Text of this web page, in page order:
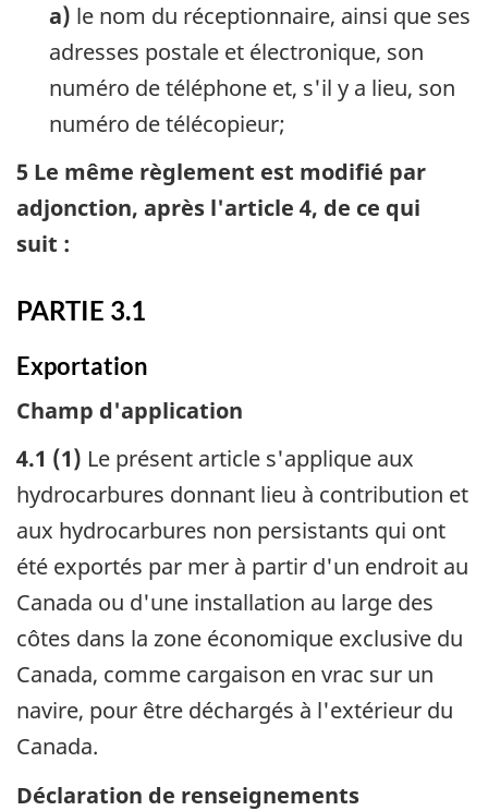
a) le nom du réceptionnaire, ainsi que ses
adresses postale et électronique, son
numéro de téléphone et, s'il y a lieu, son
numéro de télécopieur;
5 Le même règlement est modifié par
adjonction, après l'article 4, de ce qui
suit :
PARTIE 3.1
Exportation
Champ d'application
4.1 (1) Le présent article s'applique aux
hydrocarbures donnant lieu à contribution et
aux hydrocarbures non persistants qui ont
été exportés par mer à partir d'un endroit au
Canada ou d'une installation au large des
côtes dans la zone économique exclusive du
Canada, comme cargaison en vrac sur un
navire, pour être déchargés à l'extérieur du
Canada.
Déclaration de renseignements